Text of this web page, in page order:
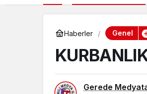
Haberler Genel
Gerede